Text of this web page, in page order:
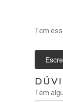
Tem
Tem